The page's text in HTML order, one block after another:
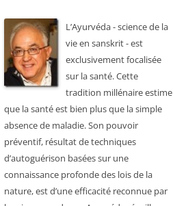
L’Ayurvéda - science de la
vie en sanskrit - est
exclusivement focalisée
sur la santé. Cette
tradition millénaire estime
que la santé est bien plus que la simple
absence de maladie. Son pouvoir
préventif, résultat de techniques
d’autoguérison basées sur une
connaissance profonde des lois de la
nature, est d’une efficacité reconnue par